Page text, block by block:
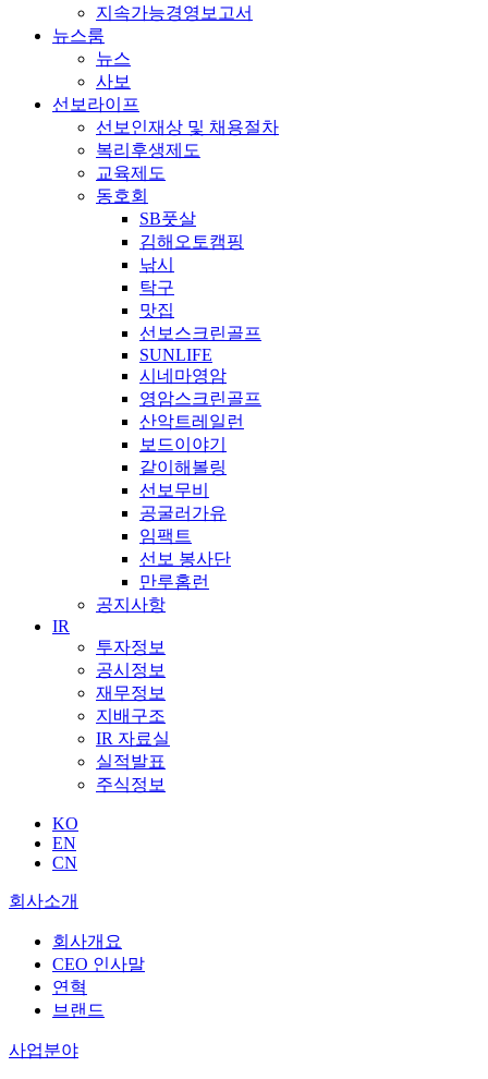
지속가능경영보고서
뉴스룸
뉴스
사보
선보라이프
선보인재상 및 채용절차
복리후생제도
교육제도
동호회
SB풋살
김해오토캠핑
낚시
탁구
맛집
선보스크린골프
SUNLIFE
시네마영암
영암스크린골프
산악트레일런
보드이야기
같이해볼링
선보무비
공굴러가유
임팩트
선보 봉사단
만루홈런
공지사항
IR
투자정보
공시정보
재무정보
지배구조
IR 자료실
실적발표
주식정보
KO
EN
CN
회사소개
회사개요
CEO 인사말
연혁
브랜드
사업분야